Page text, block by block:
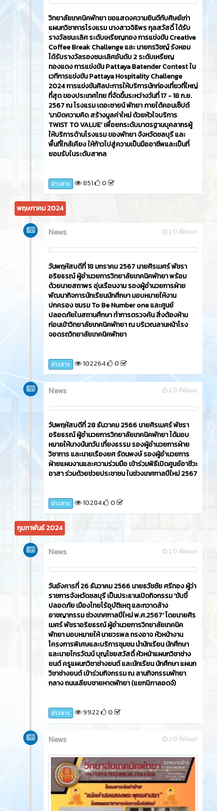
วิทยาลัยเทคนิคพัทยา ขอแสดงความยินดีกับศิษย์เก่า
แผนกวิชาการโรงแรม นางสาวจิธิพร กุลสวัสดิ์ ได้รับ
รางวัลชนะเลิศ ระดับเหรียญทอง การแข่งขัน Creative
Coffee Break Challenge และ นายกรวิชญ์ รังหอม
ได้รับรางวัลรองชนะเลิศอันดับ 2 ระดับเหรียญ
ทองแดง การแข่งขัน Pattaya Batender Contest ใน
เวทีการแข่งขัน Pattaya Hospitality Challenge
2024 การแข่งขันศิลปะการให้บริการนักท่องเที่ยวที่ใหญ่
ที่สุด ของประเทศไทย ที่จัดขึ้นระหว่างวันที่ 17 - 18 ก.ย.
2567 ณ โรงแรม เดอะซายน์ พัทยา ภายใต้คอนเซ็ปต์
'มาบิดความคิด สร้างมูลค่าใหม่ ด้วยหัวใจบริการ
TWIST TO VALUE' เพื่อยกระดับมาตรฐานบุคลากรผู้
ให้บริการด้านโรงแรม ของพัทยา จังหวัดชลบุรี และ
พื้นที่ใกล้เคียง ให้ก้าวไปสู่ความเป็นมืออาชีพและเป็นที่
ยอมรับในระดับสากล
ข่าวสาร 851 0
พฤษภาคม 2024
2 ปี ที่ผ่านมา
News
วันพฤหัสบดีที่ 18 มกราคม 2567 นายศิรเมศร์ พัชรา
อริยธรณ์ ผู้อำนวยการวิทยาลัยเทคนิคพัทยา พร้อม
ด้วยนายสถาพร อุ่นเรือนงาม รองผู้อำนวยการฝ่าย
พัฒนากิจการนักเรียนนักศึกษา มอบหมายให้งาน
ปกครอง ชมรม To Be Number one และศูนย์
ปลอดภัยในสถานศึกษา ทำการตรวจค้น สิ่งต้องห้าม
ก่อนเข้าวิทยาลัยเทคนิคพัทยา ณ บริเวณลานหน้าโรง
จอดรถวิทยาลัยเทคนิคพัทยา
ข่าวสาร 102264 0
2 ปี ที่ผ่านมา
News
วันพฤหัสบดีที่ 28 ธันวาคม 2566 นายศิรเมศร์ พัชรา
อริยธรณ์ ผู้อำนวยการวิทยาลัยเทคนิคพัทยา ได้มอบ
หมายให้นางนันทวัน เที่ยงธรรม รองผู้อำนวยการฝ่าย
วิชาการ และนายเรืองยศ รัตนพงษ์ รองผู้อำนวยการ
ฝ่ายแผนงานและความร่วมมือ เข้าร่วมพิธีเปิดศูนย์อาชีวะ
อาสา ร่วมด้วยช่วยประชาชน ในช่วงเทศกาลปีใหม่ 2567
ข่าวสาร 10284 0
กุมภาพันธ์ 2024
2 ปี ที่ผ่านมา
News
วันอังคารที่ 26 ธันวาคม 2566​ นายธวัชชัย ศรีทอง ผู้ว่า
ราชการจังหวัดชลบุรี เป็นประธานเปิดกิจกรรม 'ขับขี่
ปลอดภัย เมืองไทยไร้อุบัติเหตุ และกวาดล้าง
อาชญากรรม ช่วงเทศกาลปีใหม่ พ.ศ.2567' โดยนายศิร
เมศร์ พัชราอริยธรณ์ ผู้อำนวยการวิทยาลัยเทคนิค
พัทยา มอบหมายให้ นายวรพล ทรงอาจ หัวหน้างาน
โครงการพิเศษและบริการชุมชน นำนักเรียน นักศึกษา
และนายไกรวัฒน์ บุญไชยสวัสดิ์ หัวหน้าแผนกวิชาช่าง
ยนต์ ครูแผนกวิชาช่างยนต์ และนักเรียน นักศึกษา แผนก
วิชาช่างยนต์ เข้าร่วมกิจกรรม ณ ลานกิจกรรมพัทยา
กลาง ถนนเลียบชายหาดพัทยา (แยกนิภาลอดจ์)
ข่าวสาร 9922 0
2 ปี ที่ผ่านมา
News